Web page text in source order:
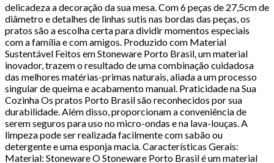
delicadeza a decoração da sua mesa. Com 6 peças de 27,5cm de
diâmetro e detalhes de linhas sutis nas bordas das peças, os
pratos são a escolha certa para dividir momentos especiais
com a família e com amigos. Produzido com Material
Sustentável Feitos em Stoneware Porto Brasil, um material
inovador, trazem o resultado de uma combinação cuidadosa
das melhores matérias-primas naturais, aliada a um processo
singular de queima e acabamento manual. Praticidade na Sua
Cozinha Os pratos Porto Brasil são reconhecidos por sua
durabilidade. Além disso, proporcionam a conveniência de
serem seguros para uso no micro-ondas e na lava-louças. A
limpeza pode ser realizada facilmente com sabão ou
detergente e uma esponja macia. Características Gerais:
Material: Stoneware O Stoneware Porto Brasil é um material